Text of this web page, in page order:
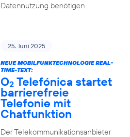
Datennutzung benötigen.
25. Juni 2025
NEUE MOBILFUNKTECHNOLOGIE REAL-
TIME-TEXT:
O2 Telefónica startet
barrierefreie
Telefonie mit
Chatfunktion
Der Telekommunikationsanbieter